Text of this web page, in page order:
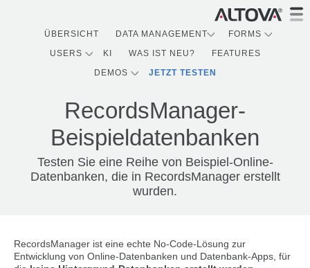
ÜBERSICHT DATA MANAGEMENT
FORMS
USERS
KI WAS IST NEU?
FEATURES
DEMOS
JETZT TESTEN
RecordsManager-
Beispieldatenbanken
Testen Sie eine Reihe von Beispiel-Online-
Datenbanken, die in RecordsManager erstellt
wurden.
RecordsManager ist eine echte No-Code-Lösung zur
Entwicklung von Online-Datenbanken und Datenbank-Apps, für